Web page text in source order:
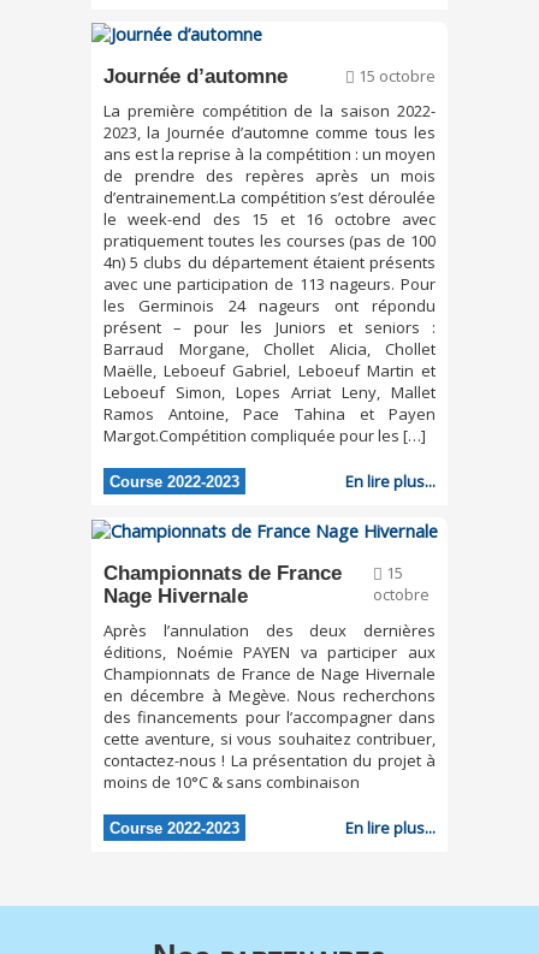
Journée d’automne
15 octobre
La première compétition de la saison 2022-
2023, la Journée d’automne comme tous les
ans est la reprise à la compétition : un moyen
de prendre des repères après un mois
d’entrainement.La compétition s’est déroulée
le week-end des 15 et 16 octobre avec
pratiquement toutes les courses (pas de 100
4n) 5 clubs du département étaient présents
avec une participation de 113 nageurs. Pour
les Germinois 24 nageurs ont répondu
présent – pour les Juniors et seniors :
Barraud Morgane, Chollet Alicia, Chollet
Maëlle, Leboeuf Gabriel, Leboeuf Martin et
Leboeuf Simon, Lopes Arriat Leny, Mallet
Ramos Antoine, Pace Tahina et Payen
Margot.Compétition compliquée pour les […]
Course 2022-2023 En lire plus...
Championnats de France
Nage Hivernale
15
octobre
Après l’annulation des deux dernières
éditions, Noémie PAYEN va participer aux
Championnats de France de Nage Hivernale
en décembre à Megève. Nous recherchons
des financements pour l’accompagner dans
cette aventure, si vous souhaitez contribuer,
contactez-nous ! La présentation du projet à
moins de 10°C & sans combinaison
Course 2022-2023 En lire plus...